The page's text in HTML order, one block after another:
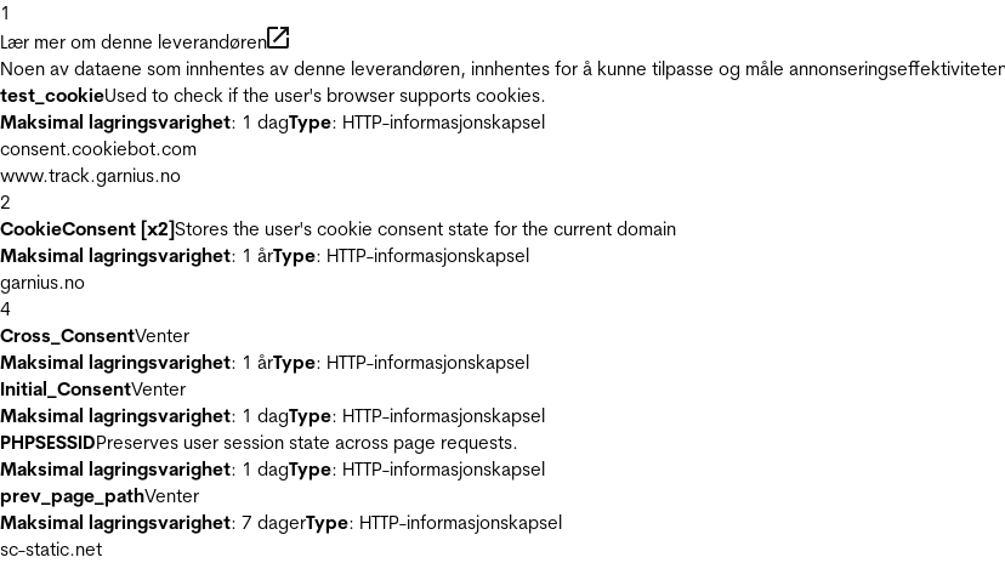
1
Lær mer om denne leverandøren
Noen av dataene som innhentes av denne leverandøren, innhentes for å kunne tilpasse og måle
test_cookieUsed to check if the user's browser supports cookies.
Maksimal lagringsvarighet: 1 dagType: HTTP-informasjonskapsel
consent.cookiebot.com
www.track.garnius.no
2
CookieConsent [x2]Stores the user's cookie consent state for the current domain
Maksimal lagringsvarighet: 1 årType: HTTP-informasjonskapsel
garnius.no
4
Cross_ConsentVenter
Maksimal lagringsvarighet: 1 årType: HTTP-informasjonskapsel
Initial_ConsentVenter
Maksimal lagringsvarighet: 1 dagType: HTTP-informasjonskapsel
PHPSESSIDPreserves user session state across page requests.
Maksimal lagringsvarighet: 1 dagType: HTTP-informasjonskapsel
prev_page_pathVenter
Maksimal lagringsvarighet: 7 dagerType: HTTP-informasjonskapsel
sc-static.net